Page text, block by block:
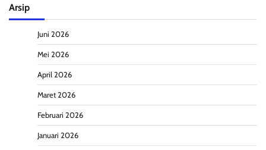
Arsip
Juni 2026
Mei 2026
April 2026
Maret 2026
Februari 2026
Januari 2026